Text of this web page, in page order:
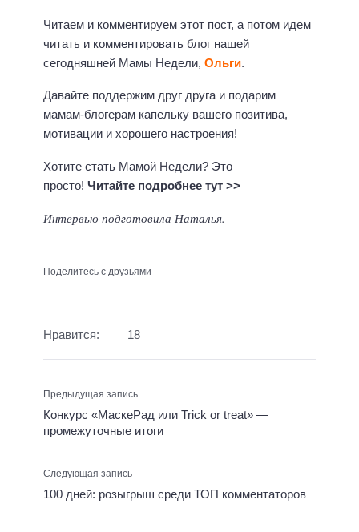
Читаем и комментируем этот пост, а потом идем
читать и комментировать блог нашей
сегодняшней Мамы Недели, Ольги.
Давайте поддержим друг друга и подарим
мамам-блогерам капельку вашего позитива,
мотивации и хорошего настроения!
Хотите стать Мамой Недели? Это
просто! Читайте подробнее тут >>
Интервью подготовила Наталья.
Поделитесь с друзьями
Нравится: 18
Предыдущая запись
Конкурс «МаскеРад или Trick or treat» —
промежуточные итоги
Следующая запись
100 дней: розыгрыш среди ТОП комментаторов